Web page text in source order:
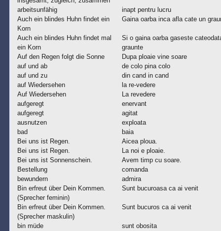
arbeitsunfähig
inapt pentru lucru
Auch ein blindes Huhn findet ein
Korn
Gaina oarba inca afla cate un
Auch ein blindes Huhn findet mal
ein Korn
Si o gaina oarba gaseste
graunte
Auf den Regen folgt die Sonne
Dupa ploaie vine soare
auf und ab
de colo pina colo
auf und zu
din cand in cand
auf Wiedersehen
la re-vedere
Auf Wiedersehen
La revedere
aufgeregt
enervant
aufgeregt
agitat
ausnutzen
exploata
bad
baia
Bei uns ist Regen.
Aicea ploua.
Bei uns ist Regen.
La noi e ploaie.
Bei uns ist Sonnenschein.
Avem timp cu soare.
Bestellung
comanda
bewundern
admira
Bin erfreut über Dein Kommen.
(Sprecher feminin)
Sunt bucuroasa ca ai venit
Bin erfreut über Dein Kommen.
(Sprecher maskulin)
Sunt bucuros ca ai venit
bin müde
sunt obosita